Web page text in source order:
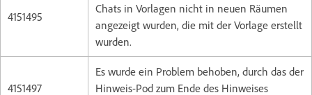
4151495
Chats in Vorlagen nicht in neuen Räumen
angezeigt wurden, die mit der Vorlage erstellt
wurden.
4151497
Es wurde ein Problem behoben, durch das der
Hinweis-Pod zum Ende des Hinweises